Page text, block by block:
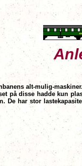
alt-mulig-
på disse hadde kun
De har stor